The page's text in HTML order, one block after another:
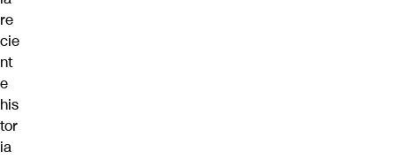
re
cie
nt
e
his
tor
ia